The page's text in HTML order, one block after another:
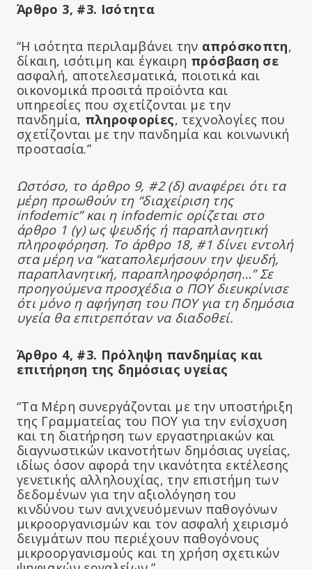
Άρθρο 3, #3. Ισότητα
“Η ισότητα περιλαμβάνει την απρόσκοπτη,
δίκαιη, ισότιμη και έγκαιρη πρόσβαση σε
ασφαλή, αποτελεσματικά, ποιοτικά και
οικονομικά προσιτά προϊόντα και
υπηρεσίες που σχετίζονται με την
πανδημία, πληροφορίες, τεχνολογίες που
σχετίζονται με την πανδημία και κοινωνική
προστασία.”
Ωστόσο, το άρθρο 9, #2 (δ) αναφέρει ότι τα
μέρη προωθούν τη “διαχείριση της
infodemic” και η infodemic ορίζεται στο
άρθρο 1 (γ) ως ψευδής ή παραπλανητική
πληροφόρηση. Το άρθρο 18, #1 δίνει εντολή
στα μέρη να “καταπολεμήσουν την ψευδή,
παραπλανητική, παραπληροφόρηση…” Σε
προηγούμενα προσχέδια ο ΠΟΥ διευκρίνισε
ότι μόνο η αφήγηση του ΠΟΥ για τη δημόσια
υγεία θα επιτρεπόταν να διαδοθεί.
Άρθρο 4, #3. Πρόληψη πανδημίας και
επιτήρηση της δημόσιας υγείας
“Τα Μέρη συνεργάζονται με την υποστήριξη
της Γραμματείας του ΠΟΥ για την ενίσχυση
και τη διατήρηση των εργαστηριακών και
διαγνωστικών ικανοτήτων δημόσιας υγείας,
ιδίως όσον αφορά την ικανότητα εκτέλεσης
γενετικής αλληλουχίας, την επιστήμη των
δεδομένων για την αξιολόγηση του
κινδύνου των ανιχνευόμενων παθογόνων
μικροοργανισμών και τον ασφαλή χειρισμό
δειγμάτων που περιέχουν παθογόνους
μικροοργανισμούς και τη χρήση σχετικών